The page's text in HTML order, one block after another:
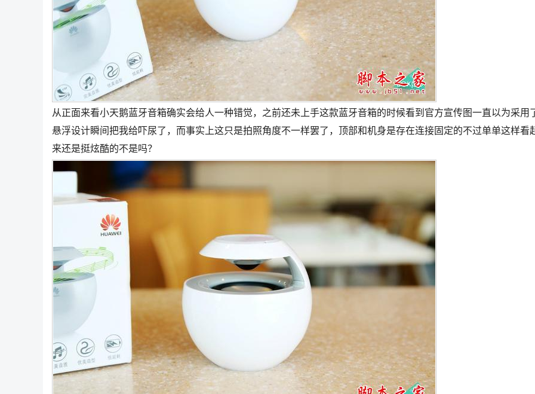
从正面来看小天鹅蓝牙音箱确实会给人一种错觉，之前还未上手这款蓝牙音箱的时候看到官方宣传图一直以为采用
悬浮设计瞬间把我给吓尿了，而事实上这只是拍照角度不一样罢了，顶部和机身是存在连接固定的不过单单这样看
来还是挺炫酷的不是吗？